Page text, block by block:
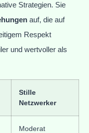
Strategien. Sie
auf, die auf
Respekt
und wertvoller als
Stille
Netzwerker
Moderat